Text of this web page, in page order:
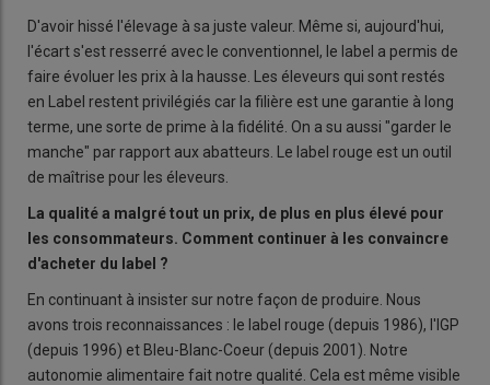
D'avoir hissé l'élevage à sa juste valeur. Même si, aujourd'hui,
l'écart s'est resserré avec le conventionnel, le label a permis de
faire évoluer les prix à la hausse. Les éleveurs qui sont restés
en Label restent privilégiés car la filière est une garantie à long
terme, une sorte de prime à la fidélité. On a su aussi "garder le
manche" par rapport aux abatteurs. Le label rouge est un outil
de maîtrise pour les éleveurs.
La qualité a malgré tout un prix, de plus en plus élevé pour
les consommateurs. Comment continuer à les convaincre
d'acheter du label ?
En continuant à insister sur notre façon de produire. Nous
avons trois reconnaissances : le label rouge (depuis 1986), l'IGP
(depuis 1996) et Bleu-Blanc-Coeur (depuis 2001). Notre
autonomie alimentaire fait notre qualité. Cela est même visible